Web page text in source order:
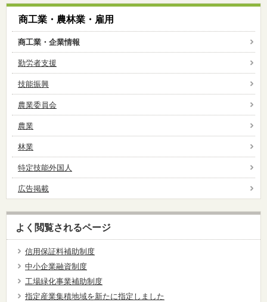
商工業・農林業・雇用
商工業・企業情報
勤労者支援
技能振興
農業委員会
農業
林業
特定技能外国人
広告掲載
よく閲覧されるページ
信用保証料補助制度
中小企業融資制度
工場緑化事業補助制度
指定産業集積地域を新たに指定しました